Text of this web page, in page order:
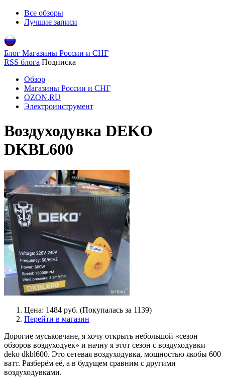
Все обзоры
Лучшие записи
Блог Магазины России и СНГ
RSS блога Подписка
Обзор
Магазины России и СНГ
OZON.RU
Электроинструмент
Воздуходувка DEKO
DKBL600
Цена: 1484 руб. (Покупалась за 1139)
Перейти в магазин
Дорогие муськовчане, я хочу открыть небольшой «сезон
обзоров воздуходуек» и начну я этот сезон с воздуходувки
deko dkbl600. Это сетевая воздуходувка, мощностью якобы 600
ватт. Разберём её, а в будущем сравним с другими
воздуходувками.